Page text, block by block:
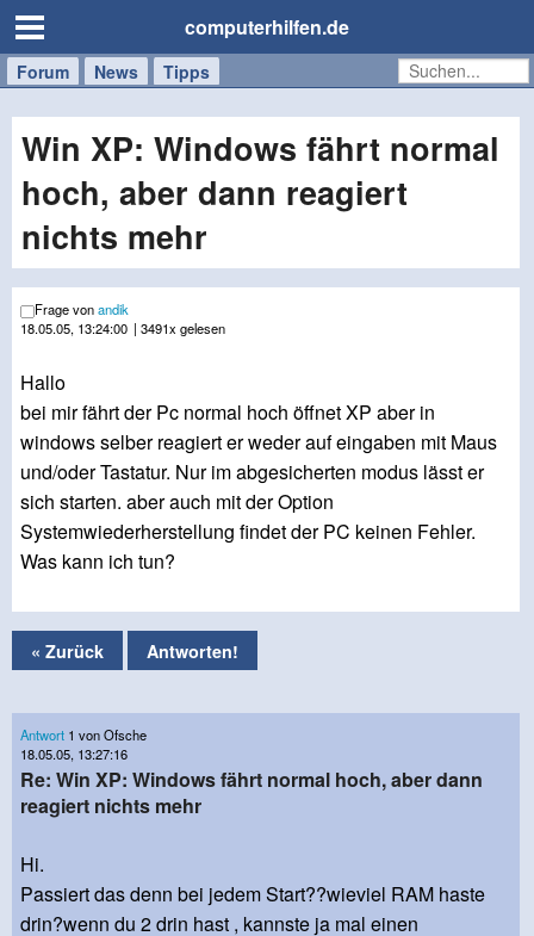
computerhilfen.de
Forum News Tipps
Handy
Tablet
Windows
Mac
Win XP: Windows fährt normal
hoch, aber dann reagiert
nichts mehr
Frage vonandik
18.05.05, 13:24:00 | 3491x gelesen
Hallo
bei mir fährt der Pc normal hoch öffnet XP aber in
windows selber reagiert er weder auf eingaben mit Maus
und/oder Tastatur. Nur im abgesicherten modus lässt er
sich starten. aber auch mit der Option
Systemwiederherstellung findet der PC keinen Fehler.
Was kann ich tun?
« Zurück Antworten!
Antwort 1 von Ofsche
18.05.05, 13:27:16
Re: Win XP: Windows fährt normal hoch, aber dann
reagiert nichts mehr
Hi.
Passiert das denn bei jedem Start??wieviel RAM haste
drin?wenn du 2 drin hast , kannste ja mal einen